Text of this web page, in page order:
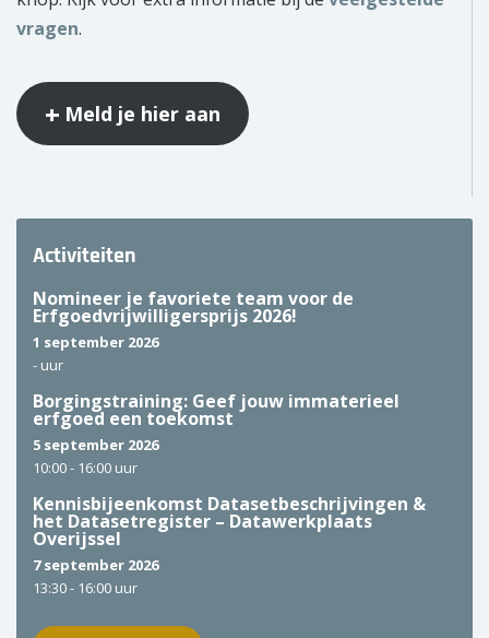
vragen.
Meld je hier aan
Activiteiten
Nomineer je favoriete team voor de
Erfgoedvrijwilligersprijs 2026!
1 september 2026
- uur
Borgingstraining: Geef jouw immaterieel
erfgoed een toekomst
5 september 2026
10:00 - 16:00 uur
Kennisbijeenkomst Datasetbeschrijvingen &
het Datasetregister – Datawerkplaats
Overijssel
7 september 2026
13:30 - 16:00 uur